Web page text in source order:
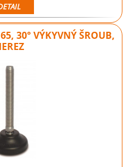
30° VÝKYVNÝ ŠROUB,